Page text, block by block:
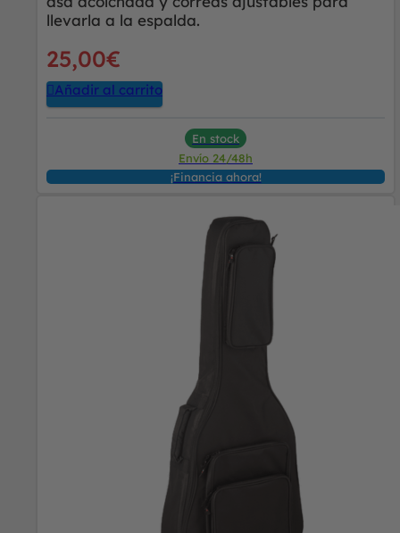
llevarla a la espalda.
25,00€
Añadir al carrito
En stock
Envío 24/48h
¡Financia ahora!